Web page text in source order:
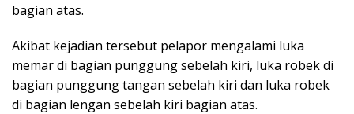
bagian atas.
Akibat kejadian tersebut pelapor mengalami luka
memar di bagian punggung sebelah kiri, luka robek di
bagian punggung tangan sebelah kiri dan luka robek
di bagian lengan sebelah kiri bagian atas.